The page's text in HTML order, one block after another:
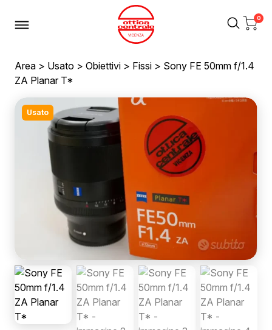
0
Area > Usato > Obiettivi > Fissi > Sony FE 50mm f/1.4
ZA Planar T*
Usato